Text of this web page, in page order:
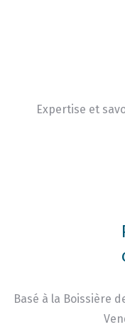
Expertise et
Basé à la Boissière